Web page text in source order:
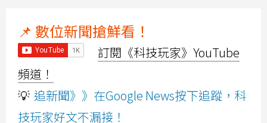
📌 數位新聞搶鮮看！
訂閱《科技玩家》YouTube
頻道！
💡 追新聞》》在Google News按下追蹤，科
技玩家好文不漏接！